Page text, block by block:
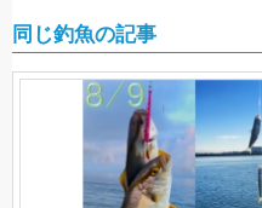
同じ釣魚の記事